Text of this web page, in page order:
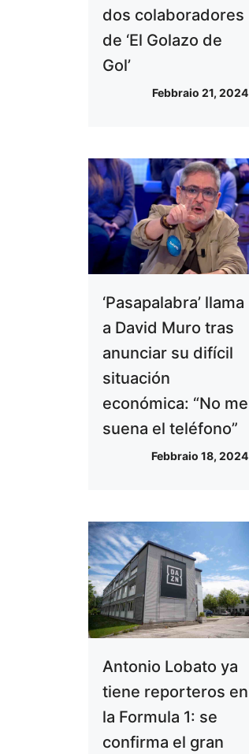
dos colaboradores
de ‘El Golazo de
Gol’
Febbraio 21, 2024
‘Pasapalabra’ llama
a David Muro tras
anunciar su difícil
situación
económica: “No me
suena el teléfono”
Febbraio 18, 2024
Antonio Lobato ya
tiene reporteros en
la Formula 1: se
confirma el gran